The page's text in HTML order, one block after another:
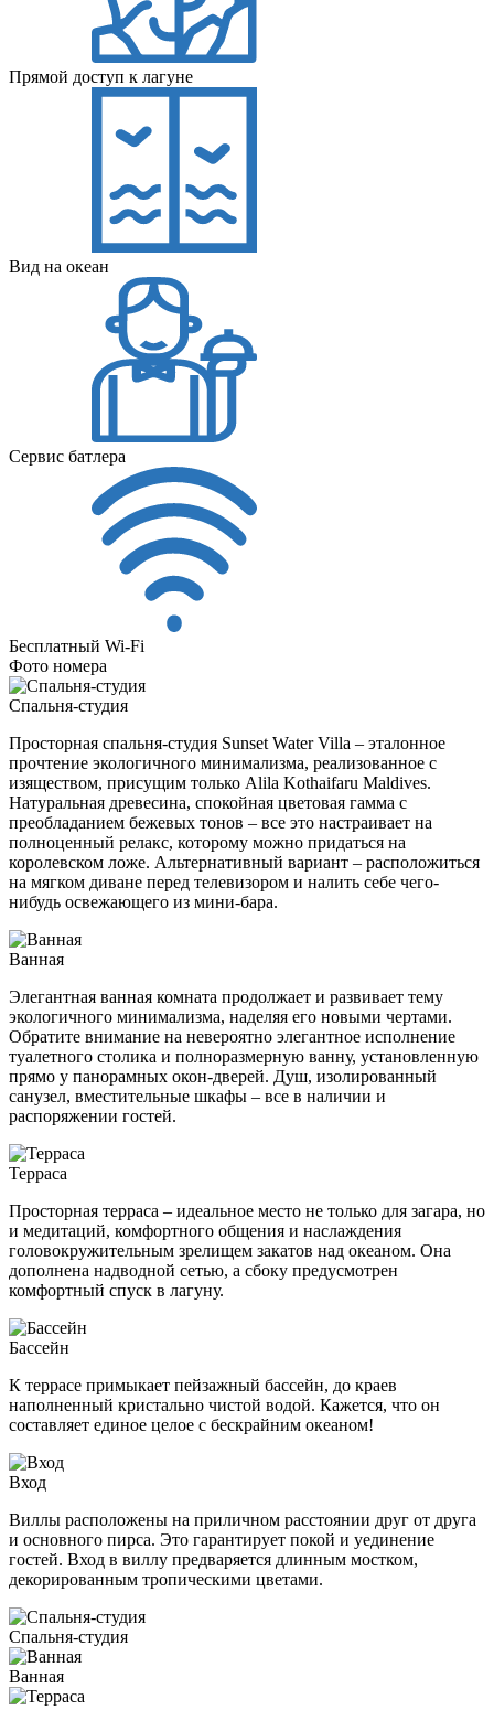
Прямой доступ к лагуне
Вид на океан
Сервис батлера
Бесплатный Wi-Fi
Фото номера
Спальня-студия
Просторная спальня-студия Sunset Water Villa – эталонное
прочтение экологичного минимализма, реализованное с
изяществом, присущим только Alila Kothaifaru Maldives.
Натуральная древесина, спокойная цветовая гамма с
преобладанием бежевых тонов – все это настраивает на
полноценный релакс, которому можно придаться на
королевском ложе. Альтернативный вариант – расположиться
на мягком диване перед телевизором и налить себе чего-
нибудь освежающего из мини-бара.
Ванная
Элегантная ванная комната продолжает и развивает тему
экологичного минимализма, наделяя его новыми чертами.
Обратите внимание на невероятно элегантное исполнение
туалетного столика и полноразмерную ванну, установленную
прямо у панорамных окон-дверей. Душ, изолированный
санузел, вместительные шкафы – все в наличии и
распоряжении гостей.
Терраса
Просторная терраса – идеальное место не только для загара, но
и медитаций, комфортного общения и наслаждения
головокружительным зрелищем закатов над океаном. Она
дополнена надводной сетью, а сбоку предусмотрен
комфортный спуск в лагуну.
Бассейн
К террасе примыкает пейзажный бассейн, до краев
наполненный кристально чистой водой. Кажется, что он
составляет единое целое с бескрайним океаном!
Вход
Виллы расположены на приличном расстоянии друг от друга
и основного пирса. Это гарантирует покой и уединение
гостей. Вход в виллу предваряется длинным мостком,
декорированным тропическими цветами.
Спальня-студия
Ванная